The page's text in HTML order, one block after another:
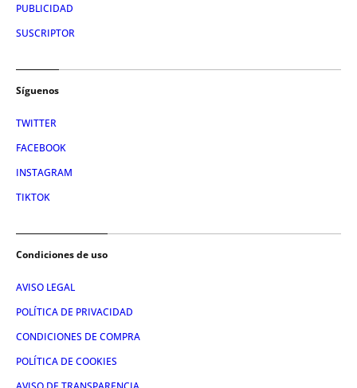
PUBLICIDAD
SUSCRIPTOR
Síguenos
TWITTER
FACEBOOK
INSTAGRAM
TIKTOK
Condiciones de uso
AVISO LEGAL
POLÍTICA DE PRIVACIDAD
CONDICIONES DE COMPRA
POLÍTICA DE COOKIES